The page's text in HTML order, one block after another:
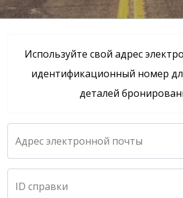
Используйте свой адрес
идентификационный номер
деталей
Адрес электронной почты
ID справки